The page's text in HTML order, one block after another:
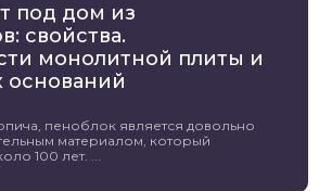
под дом из
свойства.
монолитной плиты и
оснований
пеноблок является довольно
материалом, который
100 лет. ...